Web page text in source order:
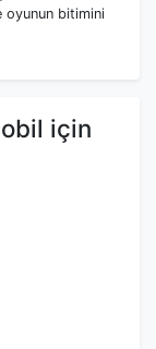
oyunun bitimini
için